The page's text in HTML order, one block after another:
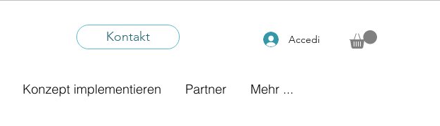
Kontakt Accedi
Konzept implementieren Partner Mehr ...